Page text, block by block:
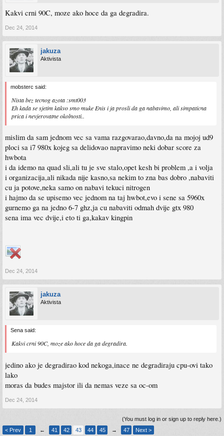
Kakvi crni 90C, moze ako hoce da ga degradira.
Dec 24, 2014
jakuza
Aktivista
mobsterc said:
Nista bez tecnog azota :smt003
Eh kada se sjetim kakvo smo muke Enis i ja prosli da ga nabavimo, ali simpaticna
prica i nevjerovatne okolnosti..
mislim da sam jednom vec sa vama razgovarao,davno,da na mojoj ud9
ploci sa i7 980x kojeg sa delidovao napravimo neki dobar score za
hwbota
i da idemo na quad sli,ali tu je sve stalo,opet kesh bi problem ,a i volja
i organizacija,ali nikada nije kasno,sa nekim to zna bas dobro ,nabaviti
cu ja potove,neka samo on nabavi tekuci nitrogen
i hajmo da se upisemo vec jednom na taj hwbot,evo i sene sa 5960x
gurnemo ga na jedno 6-7 ghz,ja cu nabaviti odmah dvije gtx 980
sena ima vec dvije,i eto ti ga,kakav kingpin
Dec 24, 2014
jakuza
Aktivista
Sena said:
Kakvi crni 90C, moze ako hoce da ga degradira.
jedino ako je degradirao kod nekoga,inace ne degradiraju cpu-ovi tako
lako
moras da budes majstor ili da nemas veze sa oc-om
Dec 24, 2014
(You must log in or sign up to reply here.)
< Prev
1 ← 41 42 43 44 45 → 47 Next >